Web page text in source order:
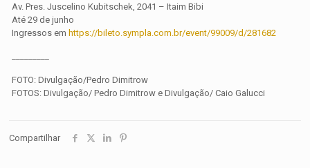
Av. Pres. Juscelino Kubitschek, 2041 – Itaim Bibi
Até 29 de junho
Ingressos em https://bileto.sympla.com.br/event/99009/d/281682
FOTO: Divulgação/Pedro Dimitrow
FOTOS: Divulgação/ Pedro Dimitrow e Divulgação/ Caio Galucci
Compartilhar